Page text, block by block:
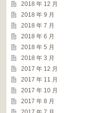
2018 年 12 月
2018 年 9 月
2018 年 7 月
2018 年 6 月
2018 年 5 月
2018 年 3 月
2017 年 12 月
2017 年 11 月
2017 年 10 月
2017 年 8 月